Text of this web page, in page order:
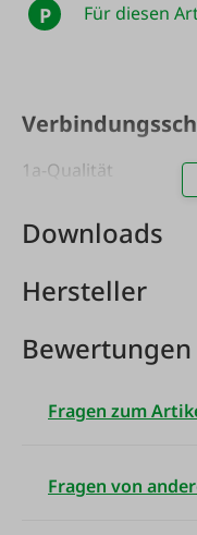
P Für diesen
1a-Qualität
Downloads
Hersteller
Bewertungen
Fragen zum
Fragen von